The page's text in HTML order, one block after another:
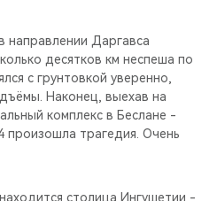
направлении Даргавса
десятков км неспеша по
с грунтовкой уверенно,
Наконец, выехав на
комплекс в Беслане -
произошла трагедия. Очень
столица Ингушетии -